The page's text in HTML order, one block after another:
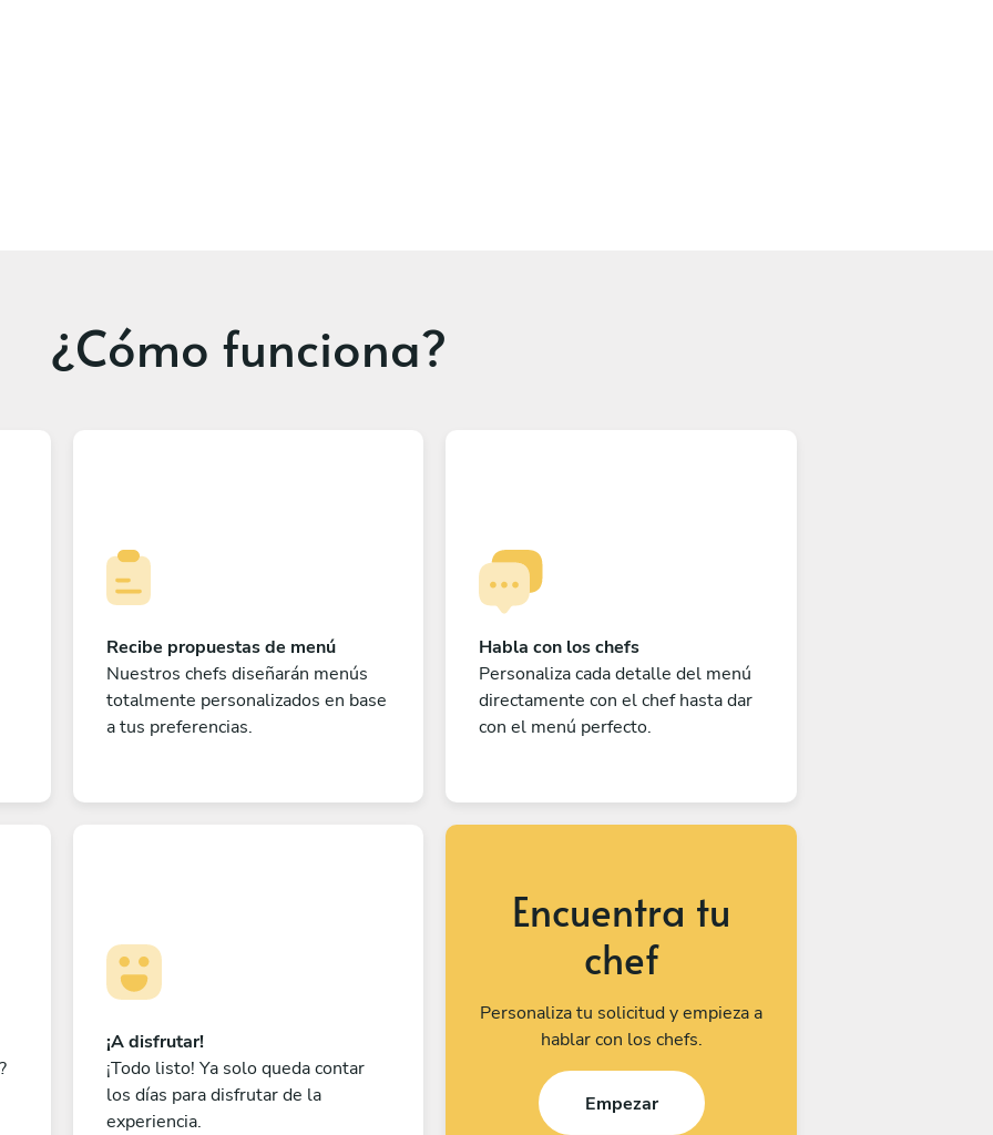
¿Cómo funciona?
Recibe propuestas de menú
Nuestros chefs diseñarán menús
totalmente personalizados en base
a tus preferencias.
Habla con los chefs
Personaliza cada detalle del menú
directamente con el chef hasta dar
con el menú perfecto.
¡A disfrutar!
¡Todo listo! Ya solo queda contar
los días para disfrutar de la
experiencia.
Encuentra tu
chef
Personaliza tu solicitud y empieza a
hablar con los chefs.
Empezar